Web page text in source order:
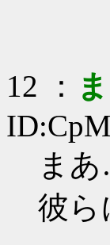
12 ：
まあ
彼ら